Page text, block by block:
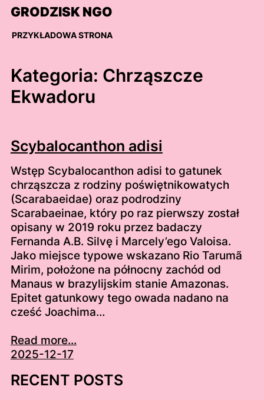
Skip
content
GRODZISK NGO
PRZYKŁADOWA STRONA
Kategoria: Chrząszcze
Ekwadoru
Scybalocanthon adisi
Wstęp Scybalocanthon adisi to gatunek
chrząszcza z rodziny poświętnikowatych
(Scarabaeidae) oraz podrodziny
Scarabaeinae, który po raz pierwszy został
opisany w 2019 roku przez badaczy
Fernanda A.B. Silvę i Marcely’ego Valoisa.
Jako miejsce typowe wskazano Rio Tarumã
Mirim, położone na północny zachód od
Manaus w brazylijskim stanie Amazonas.
Epitet gatunkowy tego owada nadano na
cześć Joachima…
Read more...
2025-12-17
RECENT POSTS